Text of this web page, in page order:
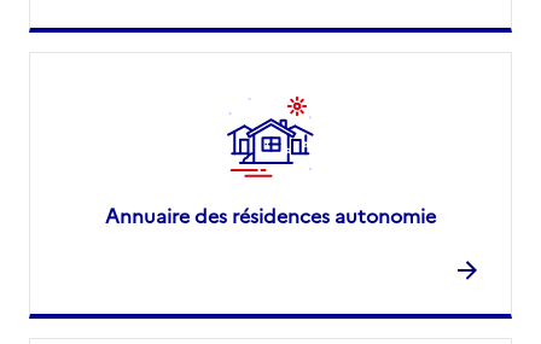
Annuaire des résidences autonomie